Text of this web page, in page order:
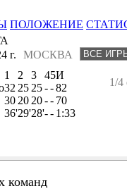
ПОЛОЖЕНИЕ
МОСКВА
г.
1/4
1 2 3 45И
32 25 25--82
30 20 20-- 70
36'29'28'-- 1:33
команд